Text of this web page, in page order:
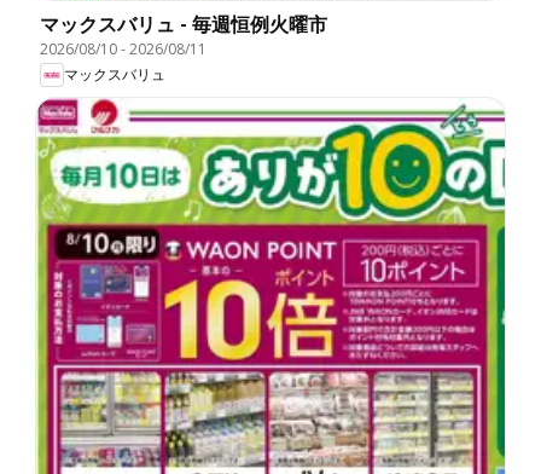
マックスバリュ - 毎週恒例火曜市
2026/08/10-2026/08/11
マックスバリュ